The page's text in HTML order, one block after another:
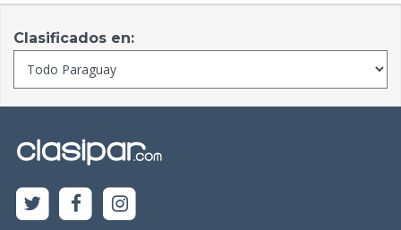
Clasificados en: